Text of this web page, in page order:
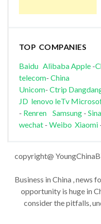
TOP COMPANIES
Baidu AlibabaApple-
telecom- China
Unicom- Ctrip
JD lenovo leTv
- Renren Samsung- Sina
wechat - Weibo Xiaomi
copyright@
Business in China , news
opportunity is huge in
consider the pitfalls,